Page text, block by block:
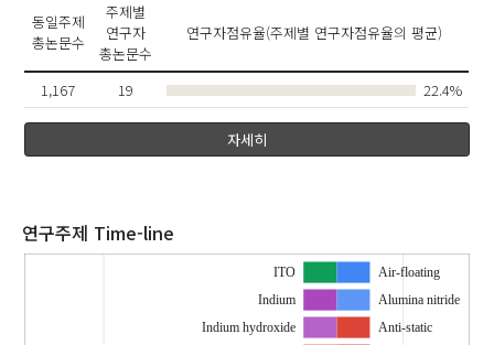
Yu, Dongsu
김응수
동일주제
총논문수
주제별
연구자
총논문수
연구자점유율(주제별 연구자점유율의 평균)
1,167 19 22.4%
자세히
연구주제 Time-line
Air-floating
Alumina nitride
Anti-static
ITO
Indium
Indium hydroxide